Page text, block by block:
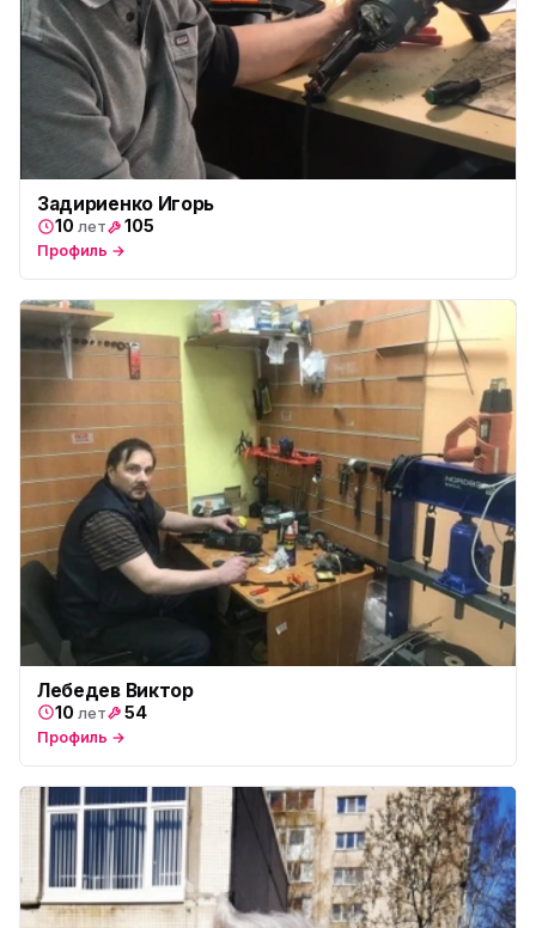
Задириенко Игорь
10 лет 105
Профиль →
Лебедев Виктор
10 лет 54
Профиль →